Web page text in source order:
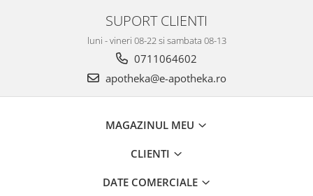
SUPORT CLIENTI
luni - vineri 08-22 si sambata 08-13
0711064602
apotheka@e-apotheka.ro
MAGAZINUL MEU
CLIENTI
DATE COMERCIALE